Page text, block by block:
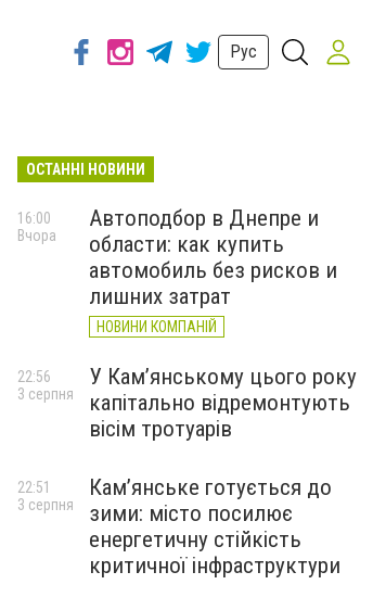
Рус
ОСТАННІ НОВИНИ
Автоподбор в Днепре и
области: как купить
автомобиль без рисков и
лишних затрат
НОВИНИ КОМПАНІЙ
16:00
Вчора
У Кам’янському цього року
капітально відремонтують
вісім тротуарів
22:56
3 серпня
Кам’янське готується до
зими: місто посилює
енергетичну стійкість
критичної інфраструктури
22:51
3 серпня